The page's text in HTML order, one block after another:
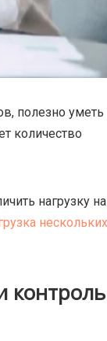
полезно уметь
количество
нагрузку на
нескольких
контроль